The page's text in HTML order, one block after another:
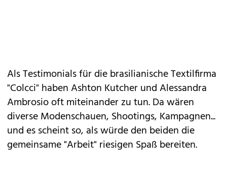
Als Testimonials für die brasilianische Textilfirma
"Colcci" haben Ashton Kutcher und Alessandra
Ambrosio oft miteinander zu tun. Da wären
diverse Modenschauen, Shootings, Kampagnen...
und es scheint so, als würde den beiden die
gemeinsame "Arbeit" riesigen Spaß bereiten.